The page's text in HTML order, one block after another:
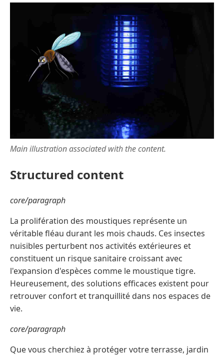
Main illustration associated with the content.
Structured content
core/paragraph
La prolifération des moustiques représente un
véritable fléau durant les mois chauds. Ces insectes
nuisibles perturbent nos activités extérieures et
constituent un risque sanitaire croissant avec
l'expansion d'espèces comme le moustique tigre.
Heureusement, des solutions efficaces existent pour
retrouver confort et tranquillité dans nos espaces de
vie.
core/paragraph
Que vous cherchiez à protéger votre terrasse, jardin